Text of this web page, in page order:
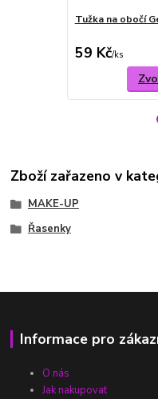
Tužka na obočí
59 Kč/ks
Zboží zařazeno v
MAKE-UP
Řasenky
Informace pro
O nás
Jak nakupovat